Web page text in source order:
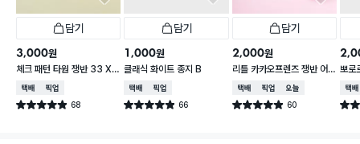
담기
3,000원
체크 패턴 타원 쟁반 33 X
21 cm
택배배송매장픽업
별점 4.9점 68
건 작성
담기
1,000원
클래식 화이트 종지 B
택배배송매장픽업
별점 4.9점 66
건 작성
담기
2,000원
리틀 카카오프렌즈 쟁반 어
피치 약 24.5X25cm
택배배송매장픽업오늘배송
별점 4.9점 60
건 작성
뽀로
cm
택배
별점